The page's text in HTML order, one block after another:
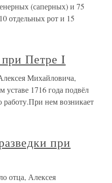
(саперных) и 75
отдельных рот и 15
Петре I
Михайловича,
1716 года подвёл
работу.При нем возникает
при
отца, Алексея